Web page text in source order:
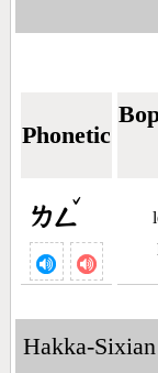
Phonetic
ㄌㄥ
ˇ
Hakka-Sixian